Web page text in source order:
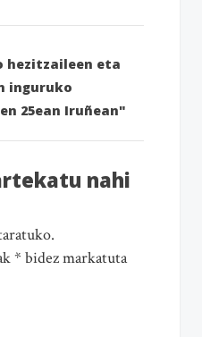
hezitzaileen eta
inguruko
25ean Iruñean"
nahi
* bidez markatuta